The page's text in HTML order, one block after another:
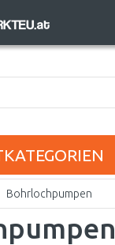
Bohrlochpumpen